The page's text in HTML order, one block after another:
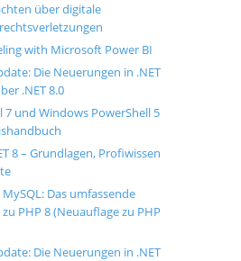
über digitale
with Microsoft Power BI
Die Neuerungen in .NET
.NET 8.0
7 und Windows PowerShell 5
8 – Grundlagen, Profiwissen
Das umfassende
PHP 8 (Neuauflage zu PHP
Die Neuerungen in .NET